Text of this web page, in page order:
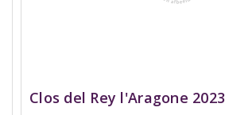
Clos del Rey l'Aragone 2023